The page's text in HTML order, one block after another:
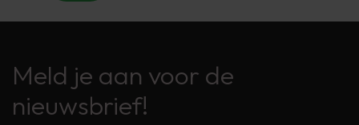
Meld je aan voor de
nieuwsbrief!